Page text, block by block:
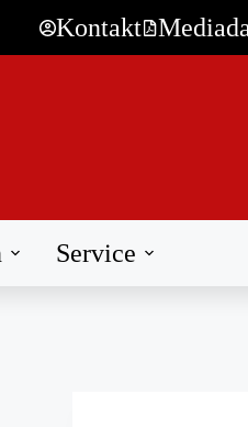
Kontakt
Service